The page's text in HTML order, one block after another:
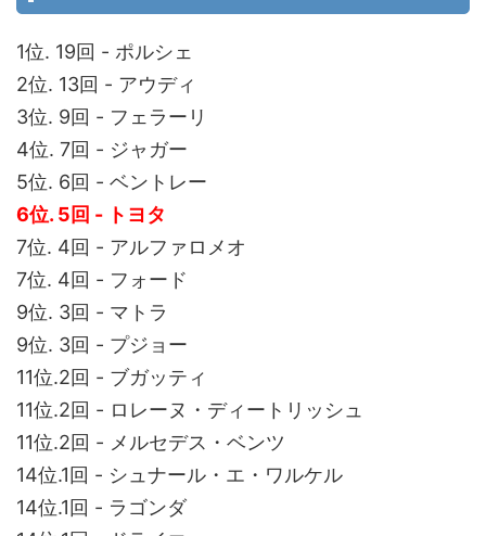
1位. 19回 - ポルシェ
2位. 13回 - アウディ
3位. 9回 - フェラーリ
4位. 7回 - ジャガー
5位. 6回 - ベントレー
6位. 5回 - トヨタ
7位. 4回 - アルファロメオ
7位. 4回 - フォード
9位. 3回 - マトラ
9位. 3回 - プジョー
11位.2回 - ブガッティ
11位.2回 - ロレーヌ・ディートリッシュ
11位.2回 - メルセデス・ベンツ
14位.1回 - シュナール・エ・ワルケル
14位.1回 - ラゴンダ